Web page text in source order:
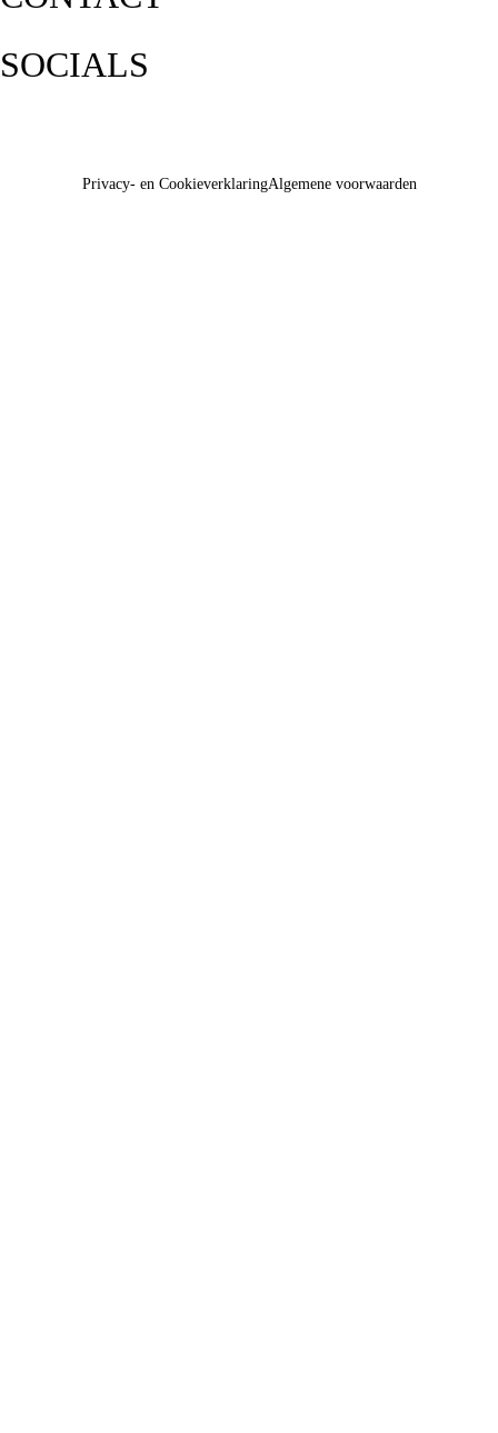
SOCIALS
Privacy- en CookieverklaringAlgemene voorwaarden